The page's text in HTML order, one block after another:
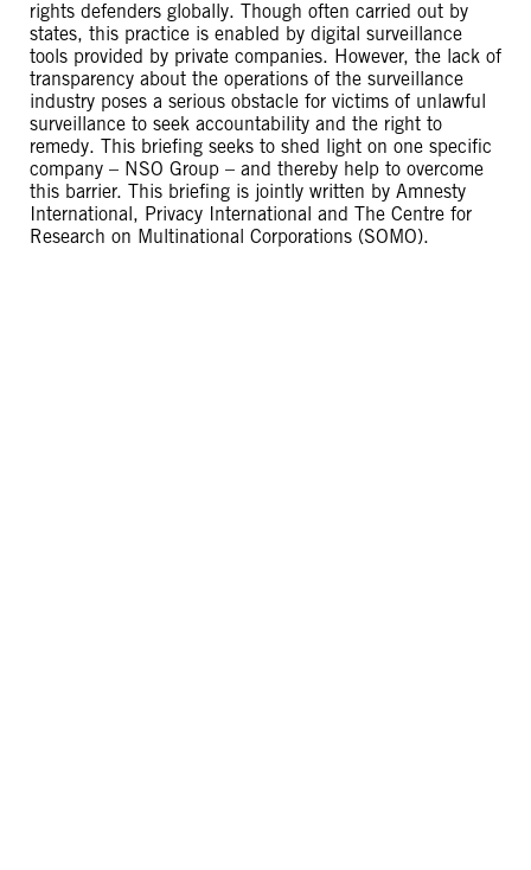
rights defenders globally. Though often carried out by
states, this practice is enabled by digital surveillance
tools provided by private companies. However, the lack of
transparency about the operations of the surveillance
industry poses a serious obstacle for victims of unlawful
surveillance to seek accountability and the right to
remedy. This briefing seeks to shed light on one specific
company – NSO Group – and thereby help to overcome
this barrier. This briefing is jointly written by Amnesty
International, Privacy International and The Centre for
Research on Multinational Corporations (SOMO).